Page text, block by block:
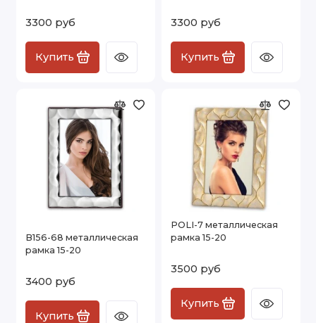
3300 руб
Купить
3300 руб
Купить
B156-68 металлическая
рамка 15-20
3400 руб
Купить
POLI-7 металлическая
рамка 15-20
3500 руб
Купить